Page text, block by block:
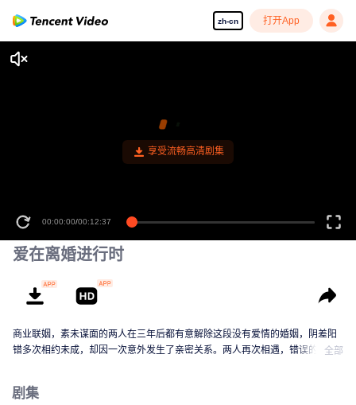
zh-cn 打开App
00:00:00/00:12:37
爱在离婚进行时
商业联姻，素未谋面的两人在三年后都有意解除这段没有爱情的婚姻，阴差阳
错多次相约未成，却因一次意外发生了亲密关系。两人再次相遇，错误的情感
全部
剧集